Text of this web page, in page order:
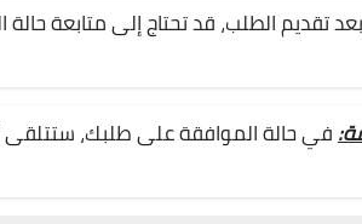
بعد تقديم الطلب، قد تحتاج إلى متابعة
في حالة الموافقة على طلبك، ستتلقى